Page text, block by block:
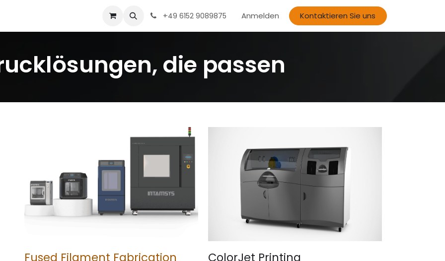
+49 6152 9089875 Anmelden Kontaktieren Sie uns
die passen
Fused Filament Fabrication ColorJet Printing